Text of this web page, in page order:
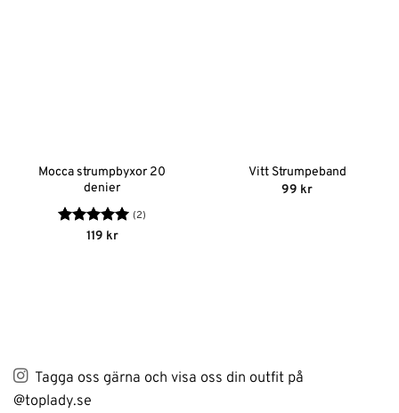
Mocca strumpbyxor 20
denier
Betygsatt5
(2)
119 kr
Vitt Strumpeband
99 kr
Tagga oss gärna och visa oss din outfit på
@toplady.se